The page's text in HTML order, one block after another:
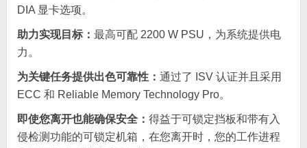
DIA 显卡选项。
助力实现目标： 最高可配 2200 W PSU，为系统提供电
力。
为关键任务提供出色可靠性： 通过了 ISV 认证并且采用
ECC 和 Reliable Memory Technology Pro。
即使您离开也能确保安全： 得益于可锁定挡板和带有入
侵检测功能的可锁定机箱，在您离开时，您的工作进程